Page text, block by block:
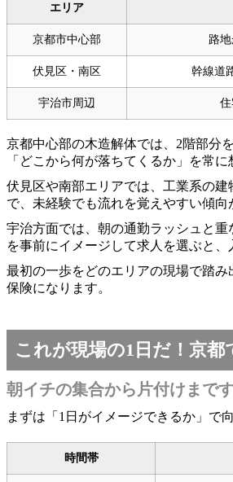
エリア
京都市中心部 路
伏見区・南区 幹線道
宇治市周辺
京都中心部の木造解体では、2階部分
「どこから何が落ちてくるか」を常
伏見区や南部エリアでは、工業系の建
で、未経験でも流れを覚えやすい傾向
宇治方面では、朝の通勤ラッシュと重
を事前にイメージして求人を選ぶと、
最初の一歩をどのエリアの現場で踏
保険になります。
これが現場の1日だ！京
朝イチの集合から片付けまで
まずは「1日がイメージできるか」で
時間帯